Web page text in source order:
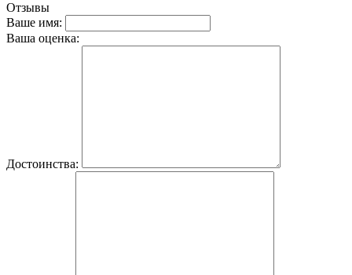
Отзывы
Ваше имя:
Ваша оценка:
Достоинства: